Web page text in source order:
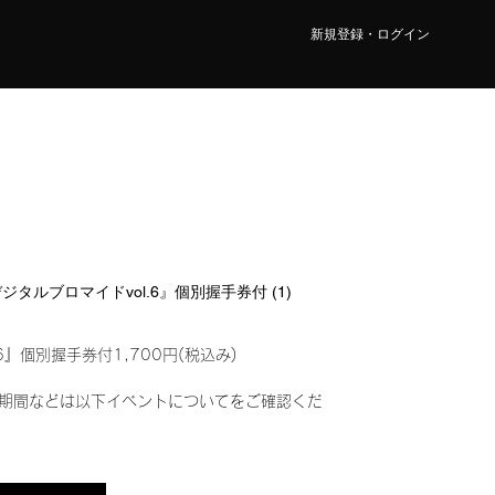
新規登録・ログイン
タルブロマイドvol.6』個別握手券付 (1)
』個別握手券付1,700円(税込み)
間などは以下イベントについてをご確認くだ